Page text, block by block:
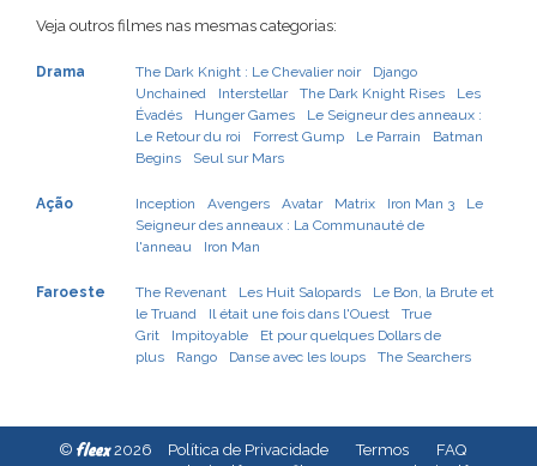
Veja outros filmes nas mesmas categorias:
Drama The Dark Knight : Le Chevalier noir
Django
Unchained
Interstellar The Dark Knight Rises
Les
Évadés
Hunger Games
Le Seigneur des anneaux :
Le Retour du roi
Forrest Gump Le Parrain
Batman
Begins
Seul sur Mars
Ação Inception Avengers Avatar Matrix Iron Man 3
Le
Seigneur des anneaux : La Communauté de
l'anneau
Iron Man
Faroeste The Revenant Les Huit Salopards
Le Bon, la Brute et
le Truand
Il était une fois dans l'Ouest
True
Grit
Impitoyable
Et pour quelques Dollars de
plus
Rango Danse avec les loups The Searchers
© fleex2026 Política de Privacidade Termos
FAQ